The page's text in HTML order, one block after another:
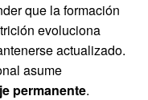
que la formación
evoluciona
actualizado.
asume
permanente.